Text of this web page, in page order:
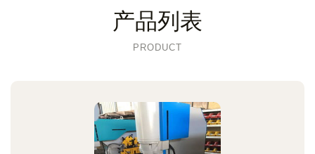
产品列表
PRODUCT